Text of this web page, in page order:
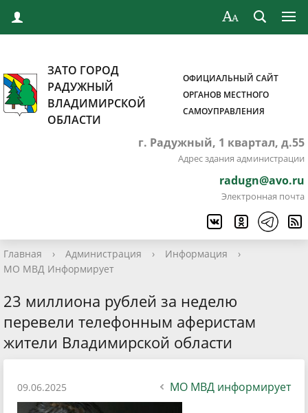
ЗАТО ГОРОД
РАДУЖНЫЙ
ВЛАДИМИРСКОЙ
ОБЛАСТИ
ОФИЦИАЛЬНЫЙ САЙТ
ОРГАНОВ МЕСТНОГО
САМОУПРАВЛЕНИЯ
г. Радужный, 1 квартал, д.55
Адрес здания администрации
radugn@avo.ru
Электронная почта
Главная › Администрация › Информация
›
МО МВД Информирует
23 миллиона рублей за неделю
перевели телефонным аферистам
жители Владимирской области
09.06.2025 МО МВД информирует